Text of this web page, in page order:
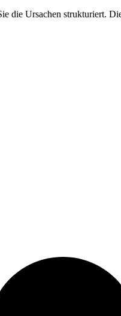
die Ursachen strukturiert.